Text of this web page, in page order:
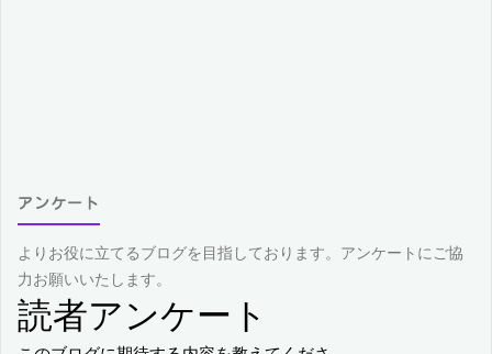
アンケート
よりお役に立てるブログを目指しております。アンケートにご協
力お願いいたします。